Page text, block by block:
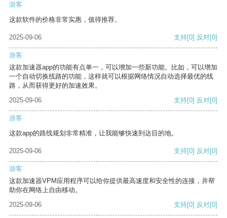
游客
这款软件的价格非常实惠，值得推荐。
2025-09-06 支持[0] 反对[0]
游客
这款加速器app的功能有点单一，可以增加一些新功能。比如，可以增加
一个自动切换线路的功能，这样就可以根据网络情况自动选择最优的线
路，从而获得更好的加速效果。
2025-09-06
支持[0] 反对[0]
游客
这款app的路线规划非常精准，让我能够快速到达目的地。
2025-09-06 支持[0] 反对[0]
游客
这款加速器VPM应用程序可以给你提供最高速度和安全性的连接，并帮
助你在网络上自由移动。
2025-09-06
支持[0] 反对[0]